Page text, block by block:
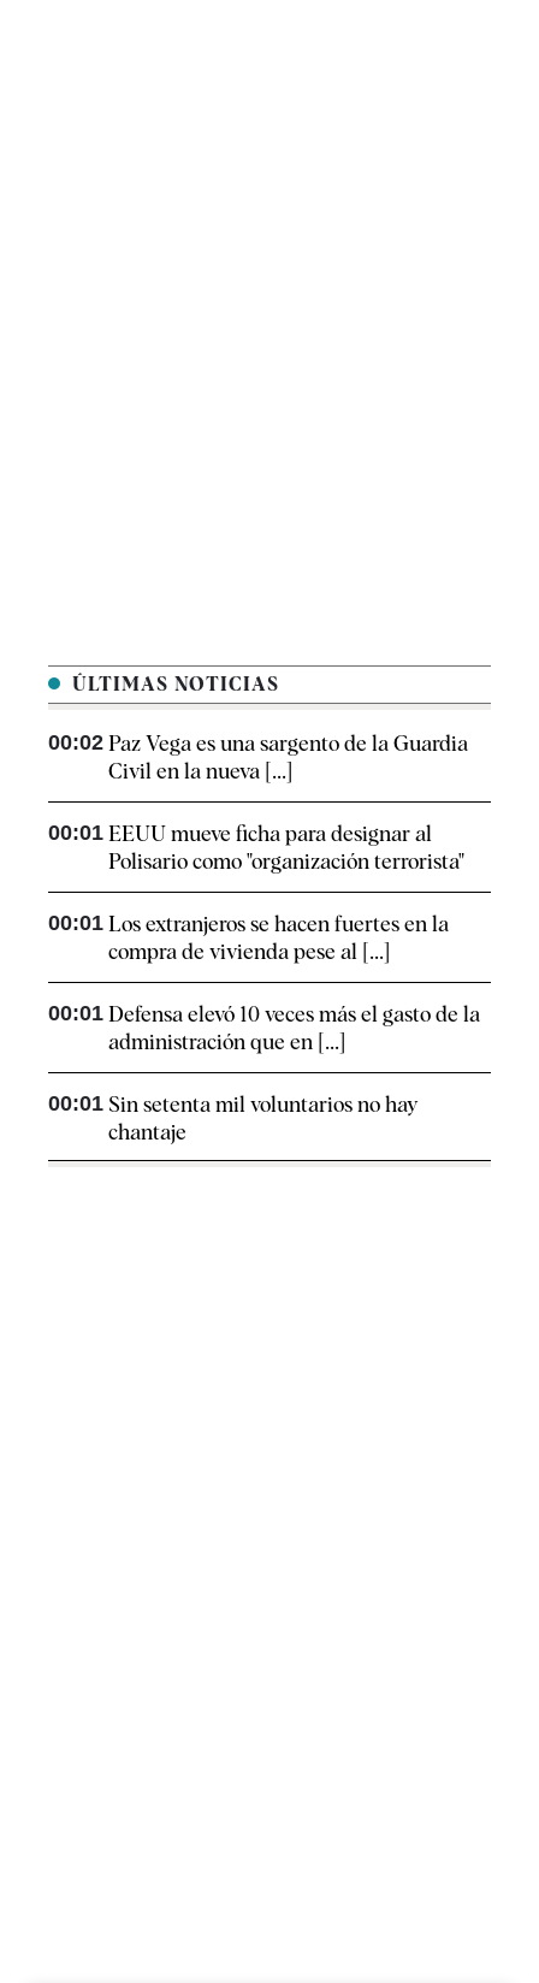
ÚLTIMAS NOTICIAS
00:02 Paz Vega es una sargento de la Guardia
Civil en la nueva [...]
00:01 EEUU mueve ficha para designar al
Polisario como "organización terrorista"
00:01 Los extranjeros se hacen fuertes en la
compra de vivienda pese al [...]
00:01 Defensa elevó 10 veces más el gasto de la
administración que en [...]
00:01 Sin setenta mil voluntarios no hay
chantaje